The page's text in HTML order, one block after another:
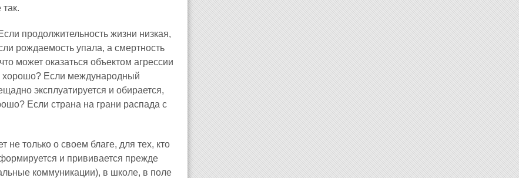
продолжительность жизни низкая,
рождаемость упала, а смертность
может оказаться объектом агрессии
Если международный
эксплуатируется и обирается,
Если страна на грани распада с
не только о своем благе, для тех, кто
и прививается прежде
коммуникации), в школе, в поле